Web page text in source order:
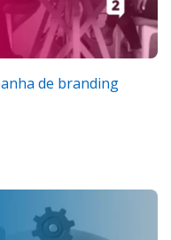
de branding